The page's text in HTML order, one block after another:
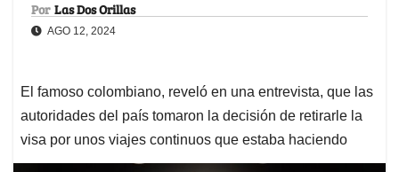
Por Las Dos Orillas
AGO 12, 2024
El famoso colombiano, reveló en una entrevista, que las
autoridades del país tomaron la decisión de retirarle la
visa por unos viajes continuos que estaba haciendo